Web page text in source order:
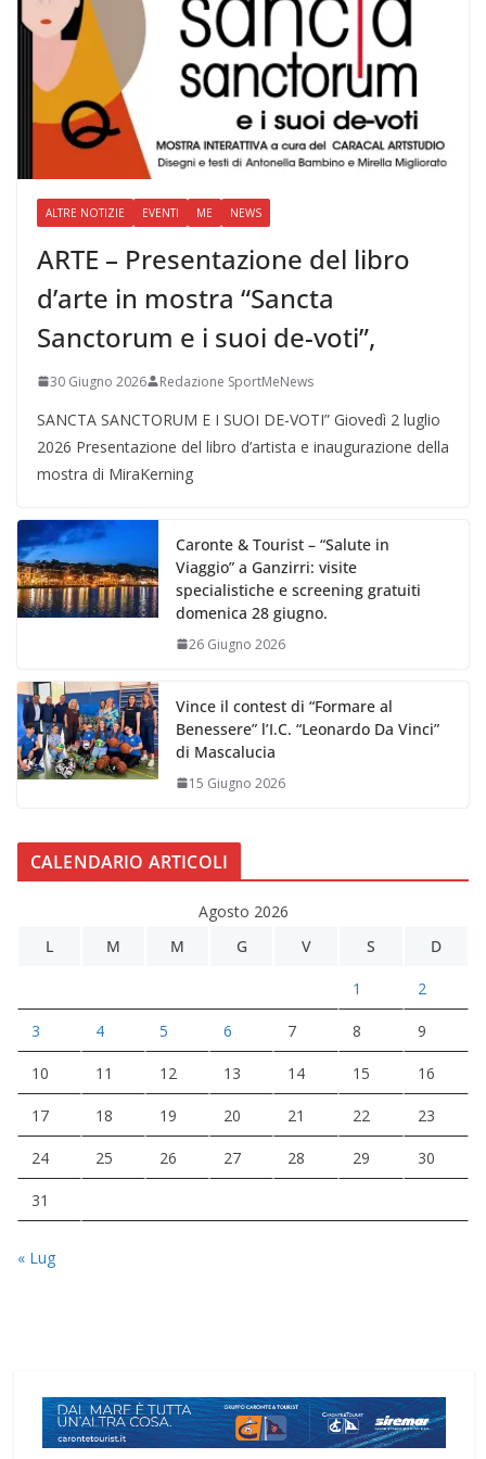
ALTRE NOTIZIE EVENTI ME NEWS
ARTE – Presentazione del libro
d’arte in mostra “Sancta
Sanctorum e i suoi de-voti”,
30 Giugno 2026 Redazione SportMeNews
SANCTA SANCTORUM E I SUOI DE-VOTI” Giovedì 2 luglio
2026 Presentazione del libro d’artista e inaugurazione della
mostra di MiraKerning
Caronte & Tourist – “Salute in
Viaggio” a Ganzirri: visite
specialistiche e screening gratuiti
domenica 28 giugno.
26 Giugno 2026
Vince il contest di “Formare al
Benessere” l’I.C. “Leonardo Da Vinci”
di Mascalucia
15 Giugno 2026
CALENDARIO ARTICOLI
Agosto 2026
L
M M G V S D
1 2
3 4 5 6 7 8 9
10 11 12 13 14 15 16
17 18 19 20 21 22 23
24 25 26 27 28 29 30
31
« Lug